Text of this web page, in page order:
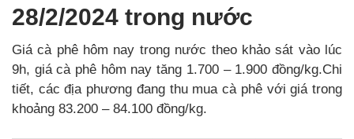
28/2/2024 trong nước
Giá cà phê hôm nay trong nước theo khảo sát vào lúc
9h, giá cà phê hôm nay tăng 1.700 – 1.900 đồng/kg.Chi
tiết, các địa phương đang thu mua cà phê với giá trong
khoảng 83.200 – 84.100 đồng/kg.